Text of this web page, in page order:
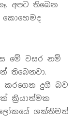
අපට තිබෙන
මේ වසර නම්
තිබෙනවා.
කරගෙන දුගී බව
ක්‍රියාත්මක
ලෝකයේ ශක්තිමත්